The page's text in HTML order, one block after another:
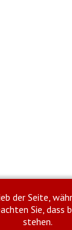
der Seite,
Sie,
stehen.